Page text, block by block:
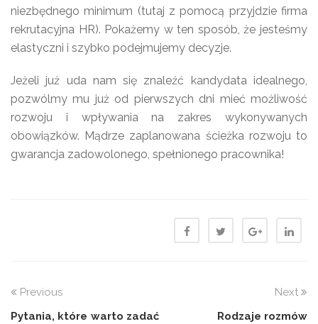
niezbędnego minimum (tutaj z pomocą przyjdzie firma
rekrutacyjna HR). Pokażemy w ten sposób, że jesteśmy
elastyczni i szybko podejmujemy decyzje.
Jeżeli już uda nam się znaleźć kandydata idealnego,
pozwólmy mu już od pierwszych dni mieć możliwość
rozwoju i wpływania na zakres wykonywanych
obowiązków. Mądrze zaplanowana ścieżka rozwoju to
gwarancja zadowolonego, spełnionego pracownika!
Previous
Pytania, które warto zadać
Next
Rodzaje rozmów